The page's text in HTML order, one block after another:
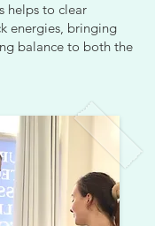
helps to clear
energies, bringing
balance to both the